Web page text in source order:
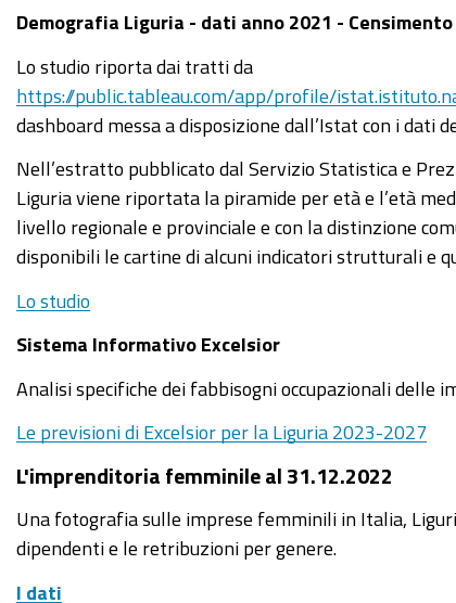
Demografia Liguria - dati anno 2021 -
Lo studio riporta dai tratti da
https://public.tableau.com/app/profile/
dashboard messa a disposizione dall’Istat con i dati
Nell’estratto pubblicato dal Servizio Statistica e
Liguria viene riportata la piramide per età e l’età
livello regionale e provinciale e con la distinzione
disponibili le cartine di alcuni indicatori strutturali e
Lo studio
Sistema Informativo Excelsior
Analisi specifiche dei fabbisogni occupazionali delle
Le previsioni di Excelsior per la Liguria 2023-2027
L'imprenditoria femminile al 31.12.2022
Una fotografia sulle imprese femminili in Italia,
dipendenti e le retribuzioni per genere.
I dati